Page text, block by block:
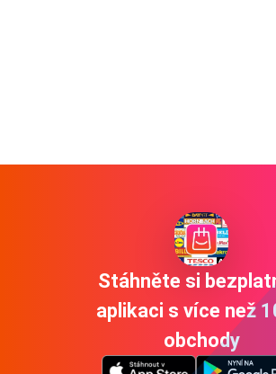
Stáhněte si
aplikaci s více než
obchody